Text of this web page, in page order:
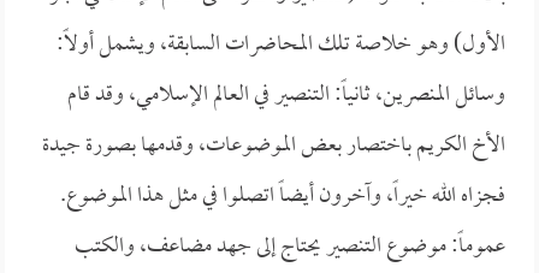
الأول) وهو خلاصة تلك المحاضرات السابقة، ويشمل أولاً:
وسائل المنصرين، ثانياً:التنصير في العالم الإسلامي، وقد قام
الأخ الكريم باختصار بعض الموضوعات، وقدمها بصورة جيدة
فجزاه الله خيراً، وآخرون أيضاً اتصلوا في مثل هذا الموضوع.
عموماً: موضوع التنصير يحتاج إلى جهد مضاعف، والكتب